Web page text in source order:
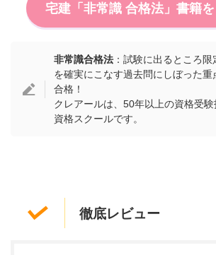
宅建「非常識 合格法」書籍を
非常識合格法 ：試験に出るところ
を確実にこなす過去問にしぼった重
合格！
クレアールは、50年以上の資格受
資格スクールです。
徹底レビュー